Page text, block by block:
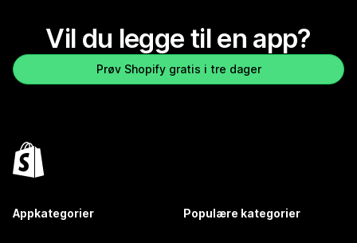
Vil du legge til en app?
Prøv Shopify gratis i tre dager
Appkategorier Populære kategorier